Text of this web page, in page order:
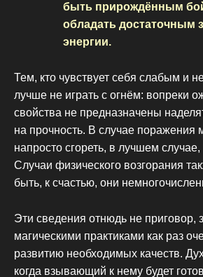
быть прирождённым
обладать достаточным
энергии.
Тем, кто чувствует себя слабым и
лучше не играть с огнём: вопреки
свойства не предназначены
на прочность. В случае поражения
напросто сгореть, в лучшем
Случаи физического возгорания
быть, к счастью, они
Эти сведения отнюдь не приговор,
магическими практиками как раз
развитию необходимых качеств.
когда взывающий к нему будет